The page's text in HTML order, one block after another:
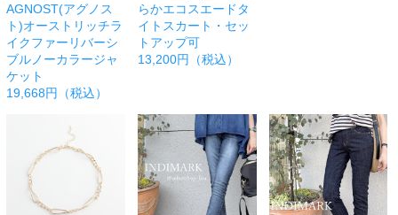
AGNOST(アグノス
ト)オーストリッチラ
イクファーリバーシ
ブルノーカラージャ
ケット
19,668円（税込）
らかエコスエードタ
イトスカート・セッ
トアップ可
13,200円（税込）